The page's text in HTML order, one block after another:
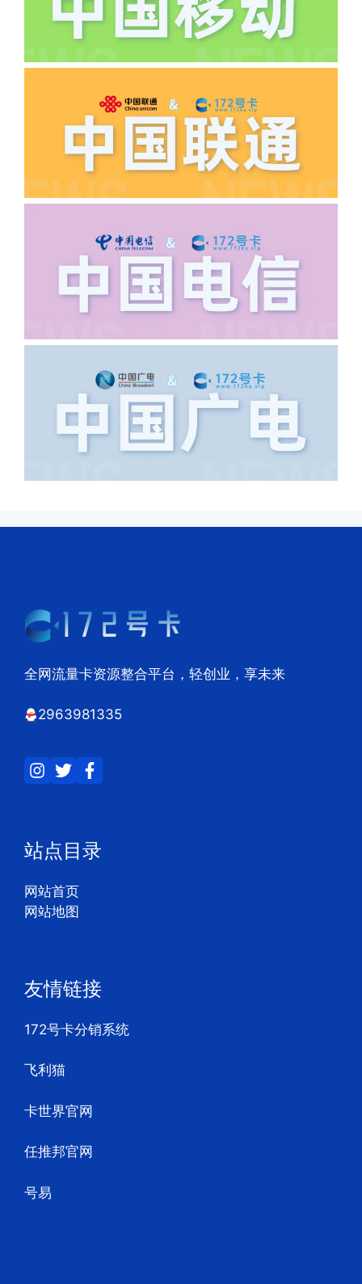
·5.我的返费为什么还没有到?
加活动充值，其次是否状态是否一直保持
如以上都正常就联系平台客服单独查询。
·6.领卡时详细地址怎么写容易通过审核?
答:不要低于6个字。详细地址不要写带有
浦东新区北京路33号，这样的地址就会
导致订单失败，因为在系统审核看来你在
上海怎么又写了个北京，不知道你在哪
里，所以直接订单失败。
全网流量卡资源整合平台，轻创业，享未来
2963981335
站点目录
网站首页
网站地图
友情链接
172号卡分销系统
飞利猫
卡世界官网
任推邦官网
号易